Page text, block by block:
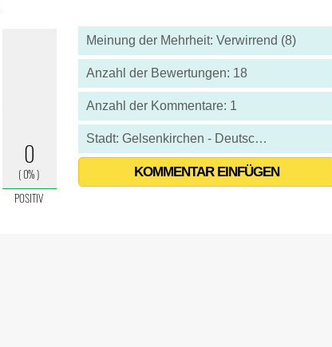
Meinung der Mehrheit: Verwirrend (8)
Anzahl der Bewertungen: 18
Anzahl der Kommentare: 1
Stadt: Gelsenkirchen - Deutschland
KOMMENTAR EINFÜGEN